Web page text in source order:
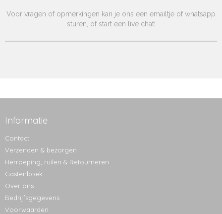
Voor vragen of opmerkingen kan je ons een emailtje of whatsapp
sturen, of start een live chat!
Informatie
Contact
Verzenden & bezorgen
Herroeping, ruilen & Retourneren
Gastenboek
Over ons
Bedrijfsgegevens
Voorwaarden